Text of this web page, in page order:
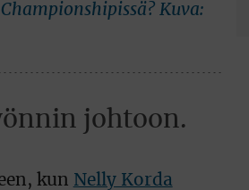
Kuva:
johtoon.
kun Nelly Korda